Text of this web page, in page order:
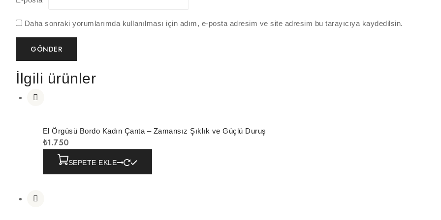
Daha sonraki yorumlarımda kullanılması için adım, e-posta adresim ve site adresim bu tarayıcıya kaydedilsin.
İlgili ürünler
El Örgüsü Bordo Kadın Çanta – Zamansız Şıklık ve Güçlü Duruş
₺1.750
SEPETE EKLE